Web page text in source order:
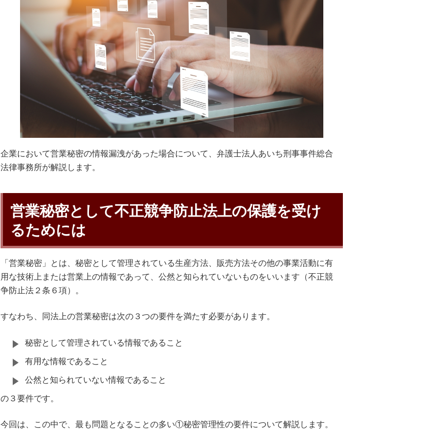
企業において営業秘密の情報漏洩があった場合について、弁護士法人あいち刑事事件総合
法律事務所が解説します。
営業秘密として不正競争防止法上の保護を受け
るためには
「営業秘密」とは、秘密として管理されている生産方法、販売方法その他の事業活動に有
用な技術上または営業上の情報であって、公然と知られていないものをいいます（不正競
争防止法２条６項）。
すなわち、同法上の営業秘密は次の３つの要件を満たす必要があります。
秘密として管理されている情報であること
有用な情報であること
公然と知られていない情報であること
の３要件です。
今回は、この中で、最も問題となることの多い①秘密管理性の要件について解説します。